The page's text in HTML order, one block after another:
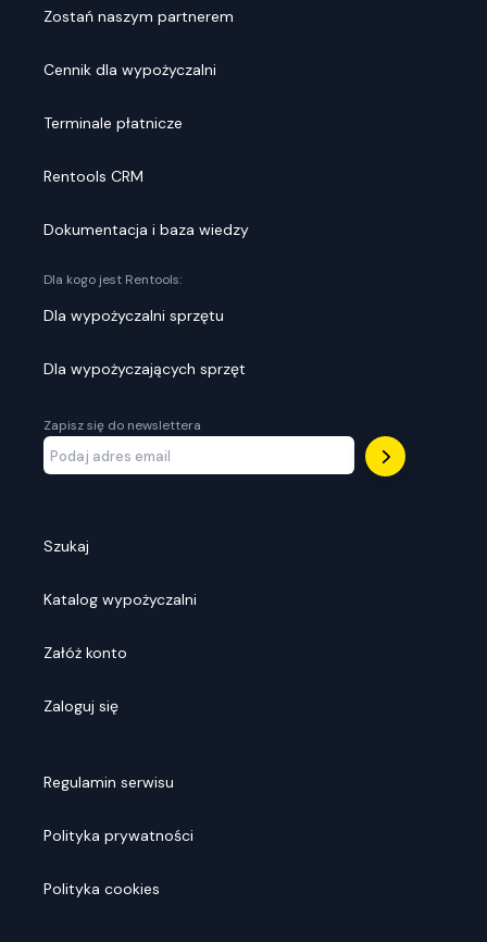
Zostań naszym partnerem
Cennik dla wypożyczalni
Terminale płatnicze
Rentools CRM
Dokumentacja i baza wiedzy
Dla kogo jest Rentools:
Dla wypożyczalni sprzętu
Dla wypożyczających sprzęt
Zapisz się do newslettera
Szukaj
Katalog wypożyczalni
Załóż konto
Zaloguj się
Regulamin serwisu
Polityka prywatności
Polityka cookies